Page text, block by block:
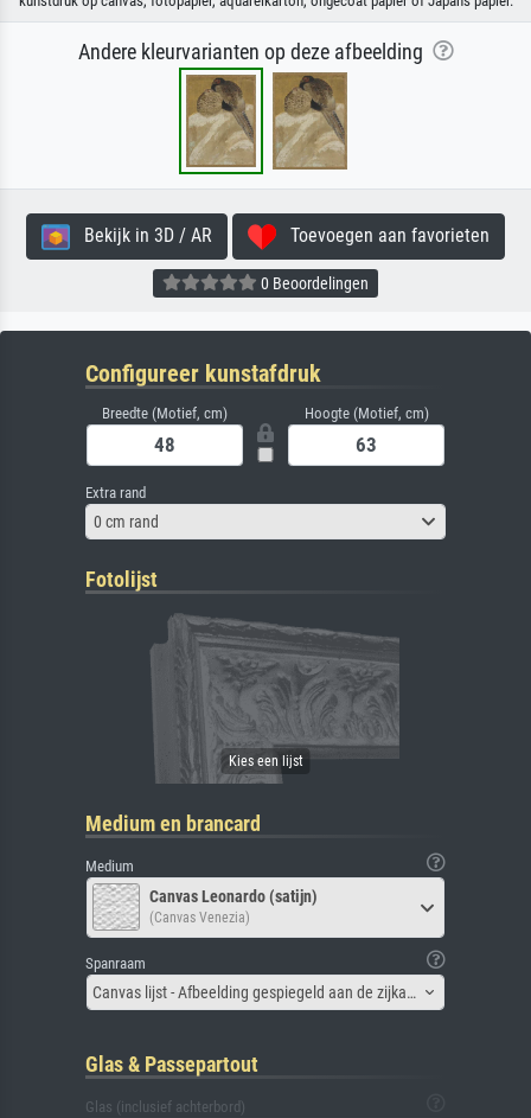
Andere kleurvarianten op deze afbeelding
Bekijk in 3D / AR Toevoegen aan favorieten
0 Beoordelingen
Configureer kunstafdruk
Breedte (Motief, cm) Hoogte (Motief, cm)
Extra rand
0 cm rand
Fotolijst
Medium en brancard
Medium
Canvas Leonardo (satijn)
(Canvas Venezia)
Spanraam
Canvas lijst - Afbeelding gespiegeld aan de zijkant
Glas & Passepartout
Glas (inclusief achterbord)